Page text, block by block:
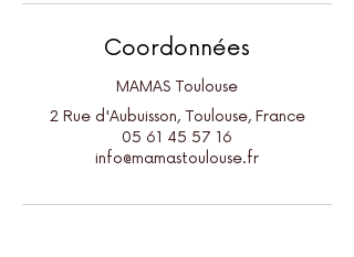
Coordonnées
MAMAS Toulouse
2 Rue d'Aubuisson, Toulouse, France
05 61 45 57 16
info@mamastoulouse.fr